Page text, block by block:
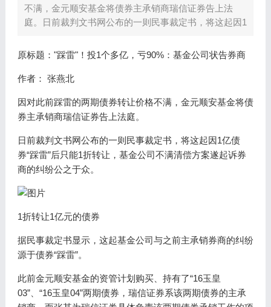
不满，金元顺安基金将债券主承销商瑞信证券告上法
庭。日前裁判文书网公布的一则民事裁定书，将这起因1
原标题："踩雷"！投1个多亿，亏90%：基金公司状告券商
作者： 张燕北
因对此前踩雷的两期债券转让价格不满，金元顺安基金将债
券主承销商瑞信证券告上法庭。
日前裁判文书网公布的一则民事裁定书，将这起因1亿债
券“踩雷”后只能1折转让，基金公司不满清偿方案遂起诉券
商的纠纷公之于众。
1折转让1亿元的债券
据民事裁定书显示，这起基金公司与之前主承销券商的纠纷
源于债券“踩雷”。
此前金元顺安基金的资管计划购买、持有了“16玉皇
03”、“16玉皇04”两期债券，瑞信证券系该两期债券的主承